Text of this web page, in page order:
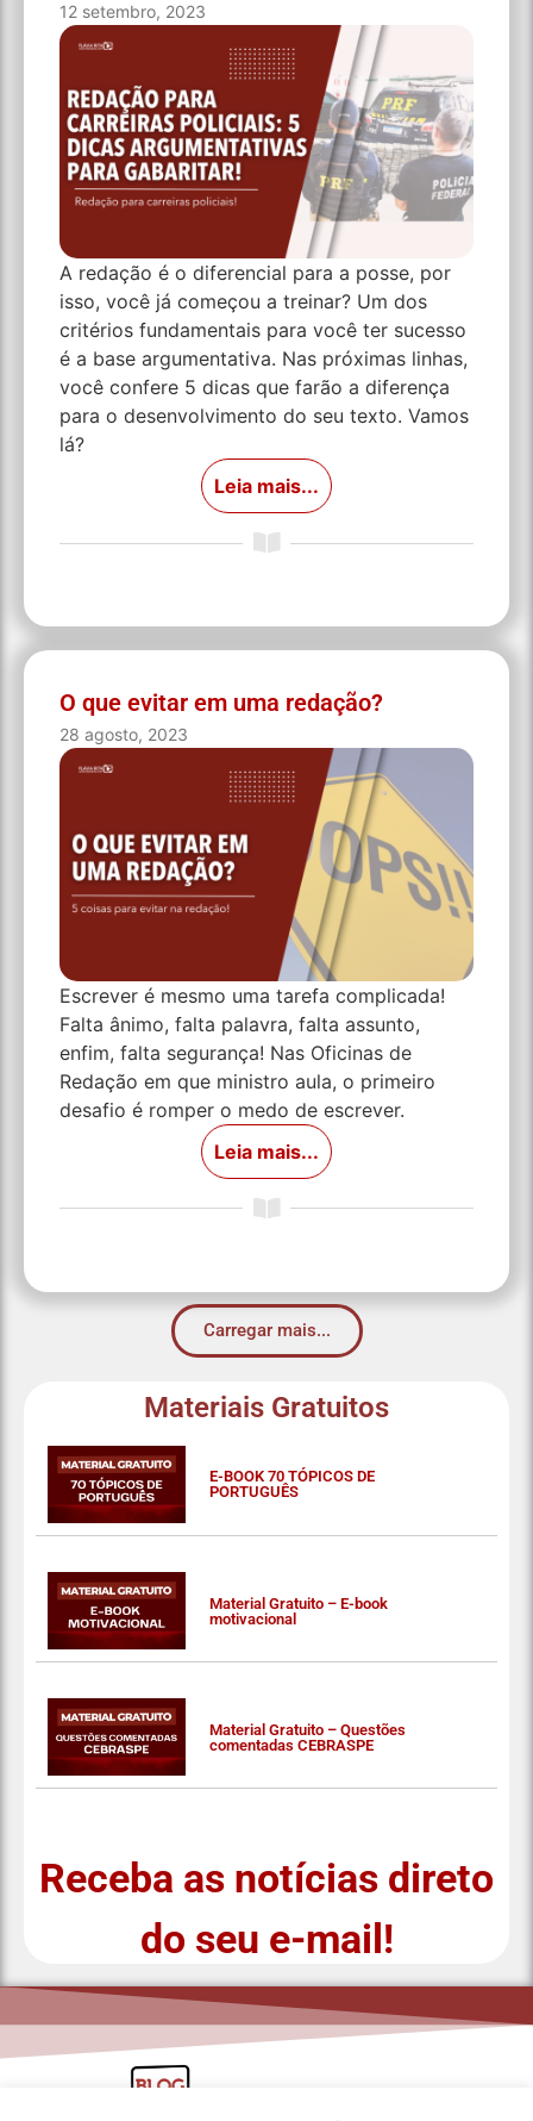
12 setembro, 2023
A redação é o diferencial para a posse, por
isso, você já começou a treinar? Um dos
critérios fundamentais para você ter sucesso
é a base argumentativa. Nas próximas linhas,
você confere 5 dicas que farão a diferença
para o desenvolvimento do seu texto. Vamos
lá?
Leia mais...
O que evitar em uma redação?
28 agosto, 2023
Escrever é mesmo uma tarefa complicada!
Falta ânimo, falta palavra, falta assunto,
enfim, falta segurança! Nas Oficinas de
Redação em que ministro aula, o primeiro
desafio é romper o medo de escrever.
Leia mais...
Carregar mais...
Materiais Gratuitos
E-BOOK 70 TÓPICOS DE
PORTUGUÊS
Material Gratuito – E-book
motivacional
Material Gratuito – Questões
comentadas CEBRASPE
Receba as notícias direto
do seu e-mail!